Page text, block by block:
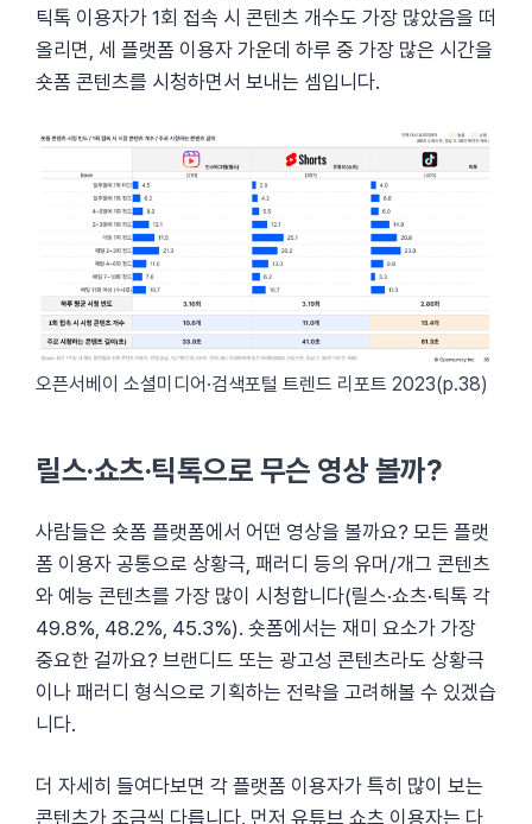
틱톡 이용자가 1회 접속 시 콘텐츠 개수도 가장 많았음을 떠
올리면, 세 플랫폼 이용자 가운데 하루 중 가장 많은 시간을
숏폼 콘텐츠를 시청하면서 보내는 셈입니다.
오픈서베이 소셜미디어·검색포털 트렌드 리포트 2023(p.38)
릴스·쇼츠·틱톡으로 무슨 영상 볼까?
사람들은 숏폼 플랫폼에서 어떤 영상을 볼까요? 모든 플랫
폼 이용자 공통으로 상황극, 패러디 등의 유머/개그 콘텐츠
와 예능 콘텐츠를 가장 많이 시청합니다(릴스·쇼츠·틱톡 각
49.8%, 48.2%, 45.3%). 숏폼에서는 재미 요소가 가장
중요한 걸까요? 브랜디드 또는 광고성 콘텐츠라도 상황극
이나 패러디 형식으로 기획하는 전략을 고려해볼 수 있겠습
니다.
더 자세히 들여다보면 각 플랫폼 이용자가 특히 많이 보는
콘텐츠가 조금씩 다릅니다. 먼저 유튜브 쇼츠 이용자는 다